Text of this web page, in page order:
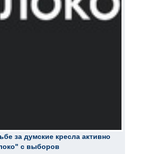
за думские кресла активно
с выборов